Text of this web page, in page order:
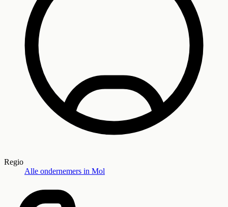
Regio
Alle ondernemers in Mol